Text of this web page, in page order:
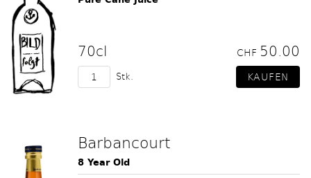
70cl CHF 50.00
Stk.
Barbancourt
8 Year Old